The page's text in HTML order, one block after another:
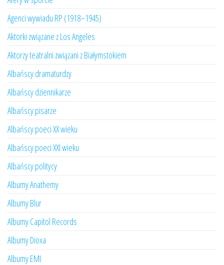
Agenci wywiadu RP (1918–1945)
Aktorki związane z Los Angeles
Aktorzy teatralni związani z Białymstokiem
Albańscy dramaturdzy
Albańscy dziennikarze
Albańscy pisarze
Albańscy poeci XX wieku
Albańscy poeci XXI wieku
Albańscy politycy
Albumy Anathemy
Albumy Blur
Albumy Capitol Records
Albumy Dioxa
Albumy EMI